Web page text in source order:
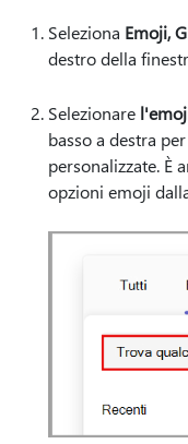
Seleziona Emoji,
destro della
Selezionare
basso a destra
personalizzate. È
opzioni emoji